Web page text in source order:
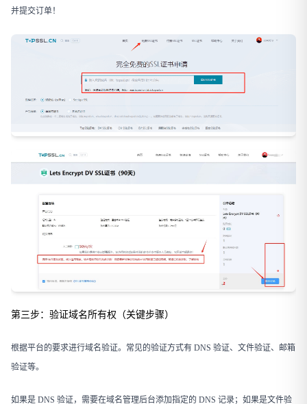
并提交订单！
第三步：验证域名所有权（关键步骤）
根据平台的要求进行域名验证。常见的验证方式有 DNS 验证、文件验证、邮箱
验证等。
如果是 DNS 验证，需要在域名管理后台添加指定的 DNS 记录；如果是文件验